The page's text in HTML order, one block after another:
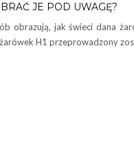
JE POD UWAGĘ?
obrazują, jak świeci dana
H1 przeprowadzony